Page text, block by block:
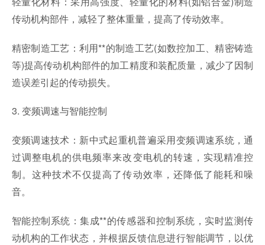
传动机构部件，减轻了整体重量，提高了传动效率。
精密制造工艺：利用**的制造工艺(如数控加工、精密铸造
等)提高传动机构部件的加工精度和装配质量，减少了因制
造误差引起的传动损失。
3. 变频调速与智能控制
变频调速技术：新中式起重机普遍采用变频调速系统，通
过调整电机的供电频率来改变电机的转速，实现精准控
制。这种技术不仅提高了传动效率，还降低了能耗和噪
音。
智能控制系统：集成**的传感器和控制系统，实时监测传
动机构的工作状态，并根据反馈信息进行智能调节，以优